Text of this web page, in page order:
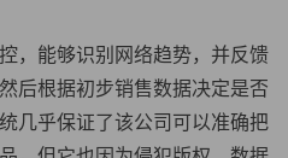
，能够识别网络趋势，并反馈
后根据初步销售数据决定是否
几乎保证了该公司可以准确把